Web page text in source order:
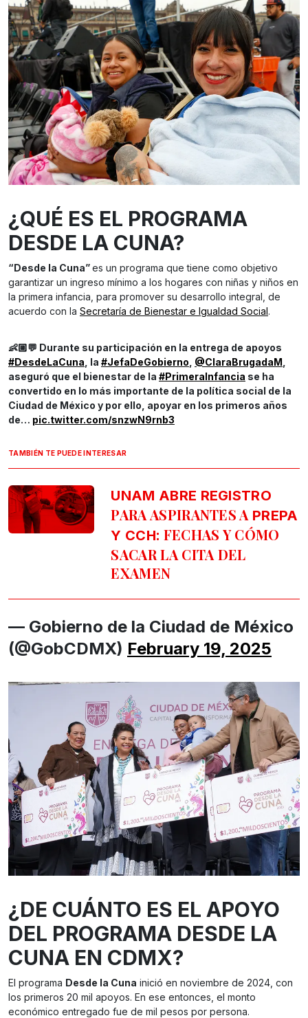
¿QUÉ ES EL PROGRAMA
DESDE LA CUNA?
“Desde la Cuna”es un programa que tiene como objetivo
garantizar un ingreso mínimo a los hogares con niñas y niños en
la primera infancia, para promover su desarrollo integral, de
acuerdo con la Secretaría de Bienestar e Igualdad Social.
👶🏼💬 Durante su participación en la entrega de apoyos
#DesdeLaCuna , la #JefaDeGobierno @ClaraBrugadaM
aseguró que el bienestar de la #PrimeraInfancia se ha
convertido en lo más importante de la política social de la
Ciudad de México y por ello, apoyar en los primeros años
de… pic.twitter.com/snzwN9rnb3
TAMBIÉN TE PUEDE INTERESAR
UNAM ABRE REGISTRO
PARA ASPIRANTES A PREPA
Y CCH: FECHAS Y CÓMO
SACAR LA CITA DEL
EXAMEN
— Gobierno de la Ciudad de México
(@GobCDMX) February 19, 2025
¿DE CUÁNTO ES EL APOYO
DEL PROGRAMA DESDE LA
CUNA EN CDMX?
El programa Desde la Cuna inició en noviembre de 2024, con
los primeros 20 mil apoyos. En ese entonces, el monto
económico entregado fue de mil pesos por persona.